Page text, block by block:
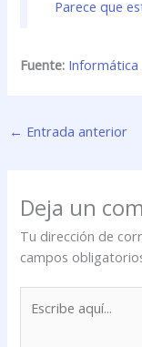
Fuente: Informática
← Entrada anterior
Deja un
Tu dirección de
campos
aquí...